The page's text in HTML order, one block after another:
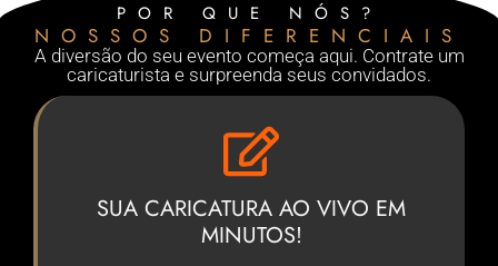
POR QUE NÓS?
NOSSOS DIFERENCIAIS
A diversão do seu evento começa aqui. Contrate um
caricaturista e surpreenda seus convidados.
SUA CARICATURA AO VIVO EM
MINUTOS!